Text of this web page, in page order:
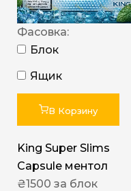
Фасовка:
Блок
Ящик
В Корзину
King Super Slims
Capsule ментол
₴1500 за блок